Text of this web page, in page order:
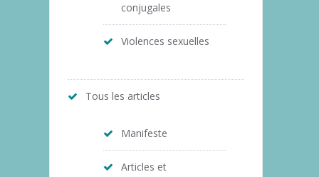
conjugales
Violences sexuelles
Tous les articles
Manifeste
Articles et